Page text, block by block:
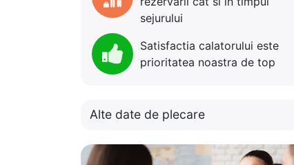
sejurului
Satisfactia calatorului este
prioritatea noastra de top
Alte date de plecare